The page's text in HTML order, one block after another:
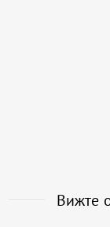
Вижте